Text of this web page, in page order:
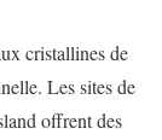
cristallines de
Les sites de
offrent des